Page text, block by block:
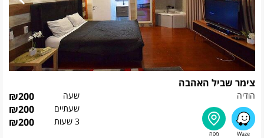
צימר שביל האהבה
הודיה שעה ₪200
שעתיים ₪200
3 שעות ₪200